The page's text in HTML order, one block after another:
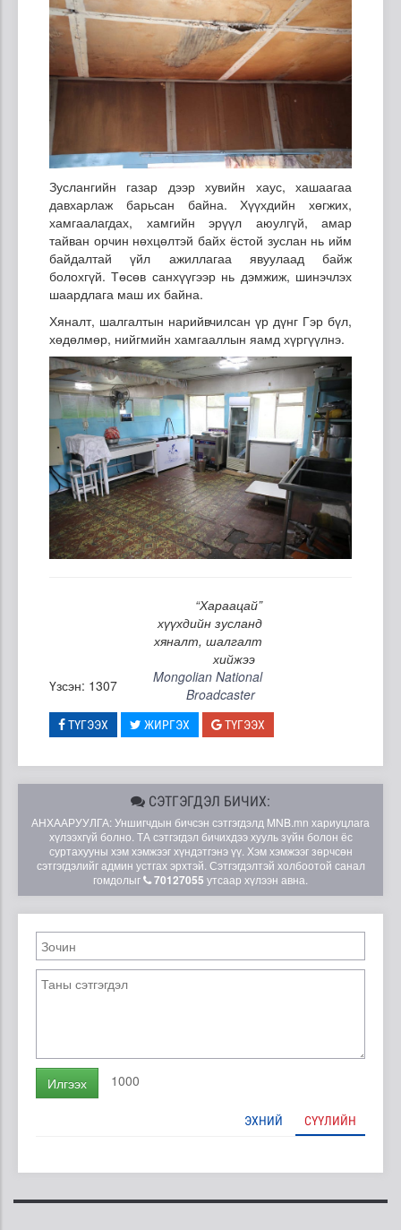
Зуслангийн газар дээр хувийн хаус, хашаагаа
давхарлаж барьсан байна. Хүүхдийн хөгжих,
хамгаалагдах, хамгийн эрүүл аюулгүй, амар
тайван орчин нөхцөлтэй байх ёстой зуслан нь ийм
байдалтай үйл ажиллагаа явуулаад байж
болохгүй. Төсөв санхүүгээр нь дэмжиж, шинэчлэх
шаардлага маш их байна.
Хяналт, шалгалтын нарийвчилсан үр дүнг Гэр бүл,
хөдөлмөр, нийгмийн хамгааллын яамд хүргүүлнэ.
“Хараацай”
хүүхдийн зусланд
хяналт, шалгалт
хийжээ
Үзсэн: 1307
Mongolian National
Broadcaster
ТҮГЭЭХ ЖИРГЭХ ТҮГЭЭХ
СЭТГЭГДЭЛ БИЧИХ:
АНХААРУУЛГА: Уншигчдын бичсэн сэтгэгдэлд MNB.mn хариуцлага
хүлээхгүй болно. ТА сэтгэгдэл бичихдээ хууль зүйн болон ёс
суртахууны хэм хэмжээг хүндэтгэнэ үү. Хэм хэмжээг зөрчсөн
сэтгэгдэлийг админ устгах эрхтэй. Сэтгэгдэлтэй холбоотой санал
гомдолыг
70127055 утсаар хүлээн авна.
Илгээх 1000
ЭХНИЙ СҮҮЛИЙН